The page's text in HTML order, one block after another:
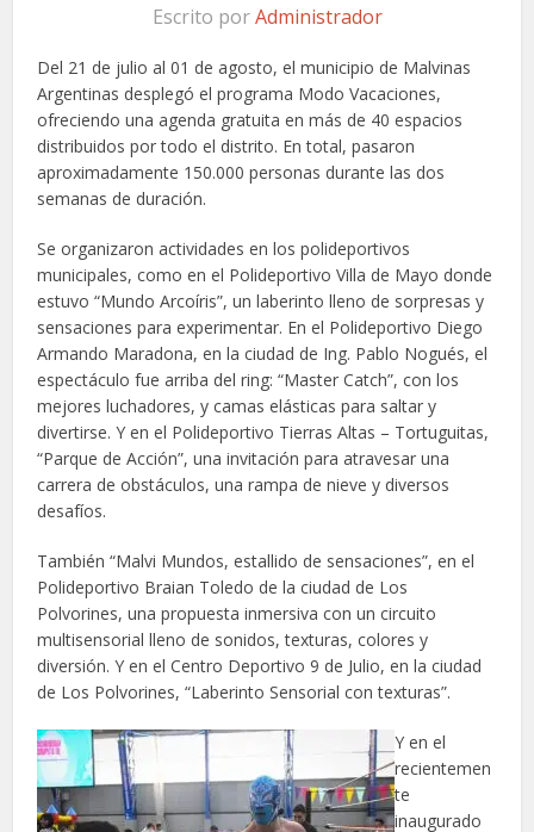
Escrito porAdministrador
Del 21 de julio al 01 de agosto, el municipio de Malvinas
Argentinas desplegó el programa Modo Vacaciones,
ofreciendo una agenda gratuita en más de 40 espacios
distribuidos por todo el distrito. En total, pasaron
aproximadamente 150.000 personas durante las dos
semanas de duración.
Se organizaron actividades en los polideportivos
municipales, como en el Polideportivo Villa de Mayo donde
estuvo “Mundo Arcoíris”, un laberinto lleno de sorpresas y
sensaciones para experimentar. En el Polideportivo Diego
Armando Maradona, en la ciudad de Ing. Pablo Nogués, el
espectáculo fue arriba del ring: “Master Catch”, con los
mejores luchadores, y camas elásticas para saltar y
divertirse. Y en el Polideportivo Tierras Altas – Tortuguitas,
“Parque de Acción”, una invitación para atravesar una
carrera de obstáculos, una rampa de nieve y diversos
desafíos.
También “Malvi Mundos, estallido de sensaciones”, en el
Polideportivo Braian Toledo de la ciudad de Los
Polvorines, una propuesta inmersiva con un circuito
multisensorial lleno de sonidos, texturas, colores y
diversión. Y en el Centro Deportivo 9 de Julio, en la ciudad
de Los Polvorines, “Laberinto Sensorial con texturas”.
Y en el
recientemen
te
inaugurado